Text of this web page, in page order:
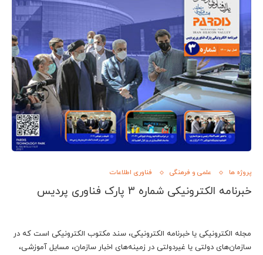
پروژه ها علمی و فرهنگی فناوری اطلاعات
خبرنامه الکترونیکی شماره 3 پارک فناوری پردیس
مجله الکترونیکی یا خبرنامه الکترونیکی، سند مکتوب الکترونیکی است که در
سازمان‌های دولتی یا غیردولتی در زمینه‌های اخبار سازمان، مسایل آموزشی،